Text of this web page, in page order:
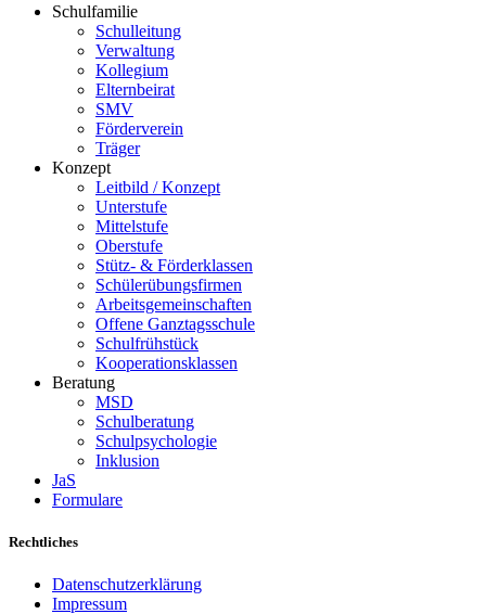
Schulfamilie
Schulleitung
Verwaltung
Kollegium
Elternbeirat
SMV
Förderverein
Träger
Konzept
Leitbild / Konzept
Unterstufe
Mittelstufe
Oberstufe
Stütz- & Förderklassen
Schülerübungsfirmen
Arbeitsgemeinschaften
Offene Ganztagsschule
Schulfrühstück
Kooperationsklassen
Beratung
MSD
Schulberatung
Schulpsychologie
Inklusion
JaS
Formulare
Rechtliches
Datenschutzerklärung
Impressum